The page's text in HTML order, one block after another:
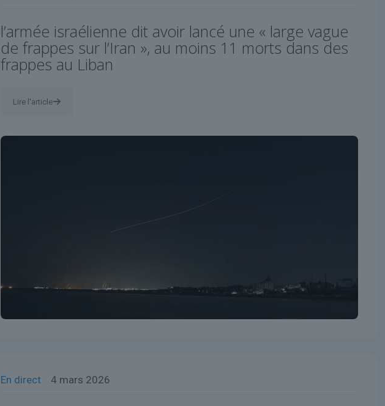
l’armée israélienne dit avoir lancé une « large vague
de frappes sur l’Iran », au moins 11 morts dans des
frappes au Liban
Lire l'article
En direct 4 mars 2026